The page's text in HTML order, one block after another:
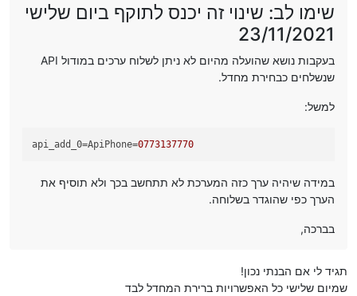
שימו לב: שינוי זה יכנס לתוקף ביום שלישי
23/11/2021
בעקבות נושא שהועלה מהיום לא ניתן לשלוח ערכים במודול API
שנשלחים כבחירת מחדל.
למשל:
api_add_0=ApiPhone=0773137770
במידה שיהיה ערך כזה המערכת לא תתחשב בכך ולא תוסיף את
הערך כפי שהוגדר בשלוחה.
בברכה,
תגיד לי אם הבנתי נכון!
שמיום שלישי כל האפשרויות ברירת המחדל לבד